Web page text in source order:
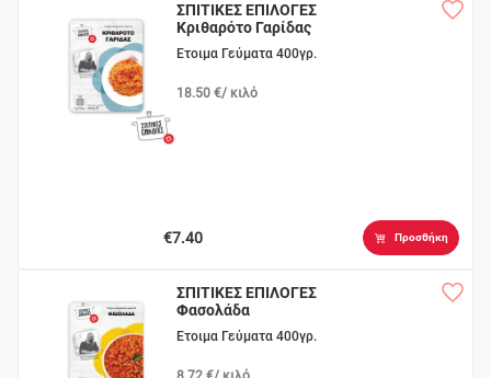
ΣΠΙΤΙΚΕΣ ΕΠΙΛΟΓΕΣ
Κριθαρότο Γαρίδας
Ετοιμα Γεύματα 400γρ.
18.50 €/ κιλό
€7.40 Προσθήκη
ΣΠΙΤΙΚΕΣ ΕΠΙΛΟΓΕΣ
Φασολάδα
Ετοιμα Γεύματα 400γρ.